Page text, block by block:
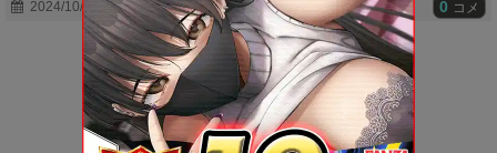
2024/10/17 2024/10/17 0 コメ